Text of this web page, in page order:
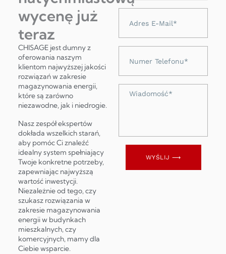
wycenę już
teraz
CHISAGE jest dumny z
oferowania naszym
klientom najwyższej jakości
rozwiązań w zakresie
magazynowania energii,
które są zarówno
niezawodne, jak i niedrogie.
Nasz zespół ekspertów
dokłada wszelkich starań,
aby pomóc Ci znaleźć
idealny system spełniający
Twoje konkretne potrzeby,
zapewniając najwyższą
wartość inwestycji.
Niezależnie od tego, czy
szukasz rozwiązania w
zakresie magazynowania
energii w budynkach
mieszkalnych, czy
komercyjnych, mamy dla
Ciebie wsparcie.
telefonu
WYŚLIJ ⟶